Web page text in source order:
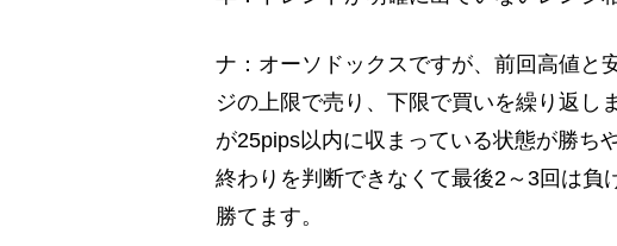
ナ：オーソドックスですが、前回高値と
ジの上限で売り、下限で買いを繰り返し
が25pips以内に収まっている状態が勝ち
終わりを判断できなくて最後2～3回は負
勝てます。